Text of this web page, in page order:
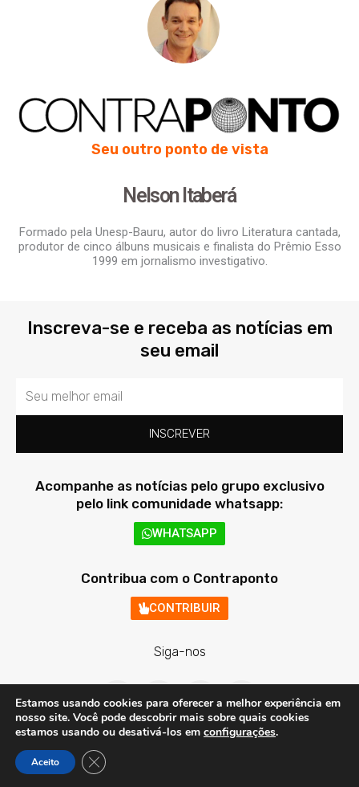
Seu outro ponto de vista
Nelson Itaberá
Formado pela Unesp-Bauru, autor do livro Literatura cantada,
produtor de cinco álbuns musicais e finalista do Prêmio Esso
1999 em jornalismo investigativo.
Inscreva-se e receba as notícias em
seu email
Email
INSCREVER
Acompanhe as notícias pelo grupo exclusivo
pelo link comunidade whatsapp:
WHATSAPP
Contribua com o Contraponto
CONTRIBUIR
Siga-nos
F
a
c
e
b
T
w
i
t
t
I
n
s
t
a
Y
o
u
t
u
Contraponto Digital - Todos os direitos reservados © 2020 - 2026
Criação e Desenvolvimento do site: Alex Sanches
Estamos usando cookies para oferecer a melhor experiência em
nosso site. Você pode descobrir mais sobre quais cookies
estamos usando ou desativá-los em configurações.
Aceito Close GDPR Cookie Banner